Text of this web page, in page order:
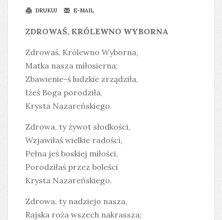
DRUKUJ E-MAIL
ZDROWAŚ, KRÓLEWNO WYBORNA
Zdrowaś, Królewno Wyborna,
Matka nasza miłosierna;
Zbawienie-ś ludzkie zrządziła,
Iżeś Boga porodziła,
Krysta Nazareńskiego.
Zdrowa, ty żywot słodkości,
Wzjawiłaś wielkie radości,
Pełna jeś boskiej miłości,
Porodziłaś przez boleści
Krysta Nazareńskiego.
Zdrowa, ty nadziejo nasza,
Rajska roża wszech nakrassza;